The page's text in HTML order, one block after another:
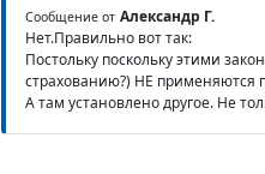
Сообщение от Александр Г.
Нет.Правильно вот так:
Постольку поскольку этими
страхованию?) НЕ применяются
А там установлено другое. Не